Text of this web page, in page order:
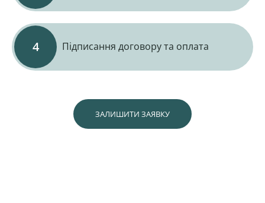
Підписання договору та оплата
ЗАЛИШИТИ ЗАЯВКУ